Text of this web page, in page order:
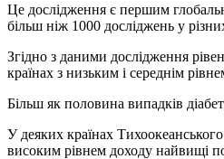
Це дослідження є першим
більш ніж 1000 досліджень у
Згідно з даними дослідження
країнах з низьким і середнім
Більш як половина випадків
У деяких країнах
високим рівнем доходу найвищі